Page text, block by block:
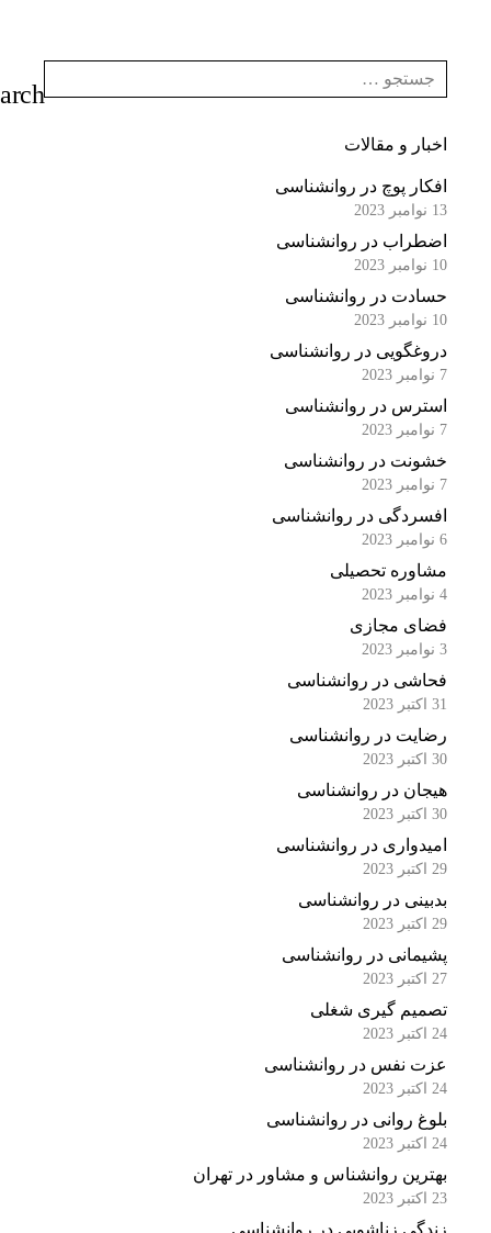
اخبار و مقالات
افکار پوچ در روانشناسی
اضطراب در روانشناسی
حسادت در روانشناسی
دروغگویی در روانشناسی
استرس در روانشناسی
خشونت در روانشناسی
افسردگی در روانشناسی
مشاوره تحصیلی
فضای مجازی
فحاشی در روانشناسی
رضایت در روانشناسی
هیجان در روانشناسی
امیدواری در روانشناسی
بدبینی در روانشناسی
پشیمانی در روانشناسی
تصمیم گیری شغلی
عزت نفس در روانشناسی
بلوغ روانی در روانشناسی
بهترین روانشناس و مشاور در تهران